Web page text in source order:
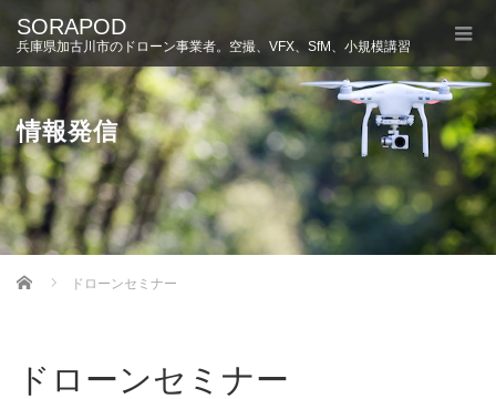
SORAPOD
兵庫県加古川市のドローン事業者。空撮、VFX、SfM、小規模講習
情報発信
Home ドローンセミナー
ドローンセミナー